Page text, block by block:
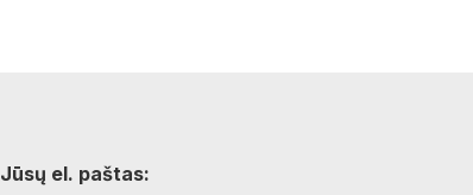
Jūsų el. paštas: